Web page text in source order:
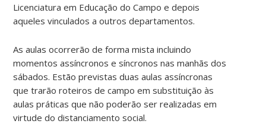
Licenciatura em Educação do Campo e depois
aqueles vinculados a outros departamentos.
As aulas ocorrerão de forma mista incluindo
momentos assíncronos e síncronos nas manhãs dos
sábados. Estão previstas duas aulas assíncronas
que trarão roteiros de campo em substituição às
aulas práticas que não poderão ser realizadas em
virtude do distanciamento social.